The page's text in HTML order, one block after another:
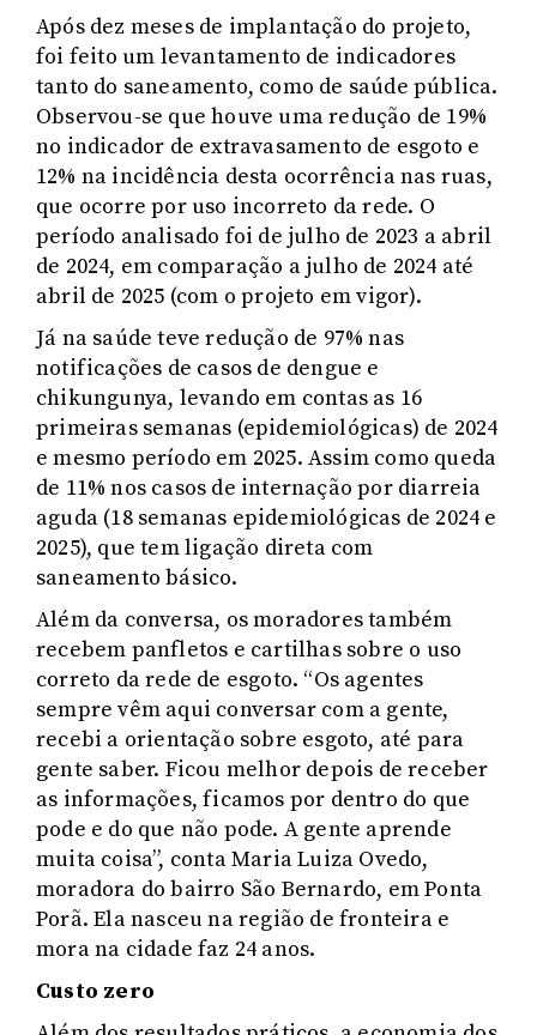
Após dez meses de implantação do projeto,
foi feito um levantamento de indicadores
tanto do saneamento, como de saúde pública.
Observou-se que houve uma redução de 19%
no indicador de extravasamento de esgoto e
12% na incidência desta ocorrência nas ruas,
que ocorre por uso incorreto da rede. O
período analisado foi de julho de 2023 a abril
de 2024, em comparação a julho de 2024 até
abril de 2025 (com o projeto em vigor).
Já na saúde teve redução de 97% nas
notificações de casos de dengue e
chikungunya, levando em contas as 16
primeiras semanas (epidemiológicas) de 2024
e mesmo período em 2025. Assim como queda
de 11% nos casos de internação por diarreia
aguda (18 semanas epidemiológicas de 2024 e
2025), que tem ligação direta com
saneamento básico.
Além da conversa, os moradores também
recebem panfletos e cartilhas sobre o uso
correto da rede de esgoto. “Os agentes
sempre vêm aqui conversar com a gente,
recebi a orientação sobre esgoto, até para
gente saber. Ficou melhor depois de receber
as informações, ficamos por dentro do que
pode e do que não pode. A gente aprende
muita coisa”, conta Maria Luiza Ovedo,
moradora do bairro São Bernardo, em Ponta
Porã. Ela nasceu na região de fronteira e
mora na cidade faz 24 anos.
Custo zero